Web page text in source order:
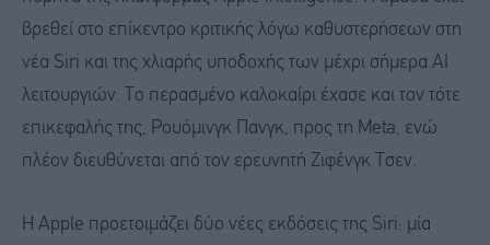
βρεθεί στο επίκεντρο κριτικής λόγω καθυστερήσεων στη
νέα Siri και της χλιαρής υποδοχής των μέχρι σήμερα AI
λειτουργιών. Το περασμένο καλοκαίρι έχασε και τον τότε
επικεφαλής της, Ρουόμινγκ Πανγκ, προς τη Meta, ενώ
πλέον διευθύνεται από τον ερευνητή Ζιφένγκ Τσεν.
Η Apple προετοιμάζει δύο νέες εκδόσεις της Siri: μία